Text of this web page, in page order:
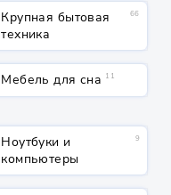
Крупная бытовая
техника
66
Мебель для сна 11
Ноутбуки и
компьютеры
9